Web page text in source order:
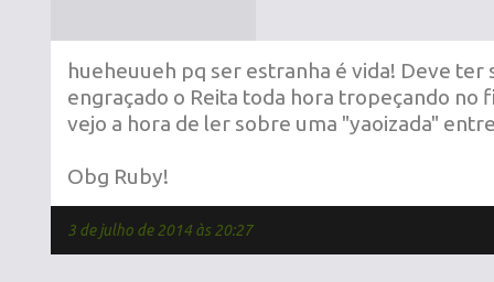
hueheuueh pq ser estranha é vida! Deve ter
engraçado o Reita toda hora tropeçando no
vejo a hora de ler sobre uma "yaoizada"
Obg Ruby!
3 de julho de 2014 às 20:27